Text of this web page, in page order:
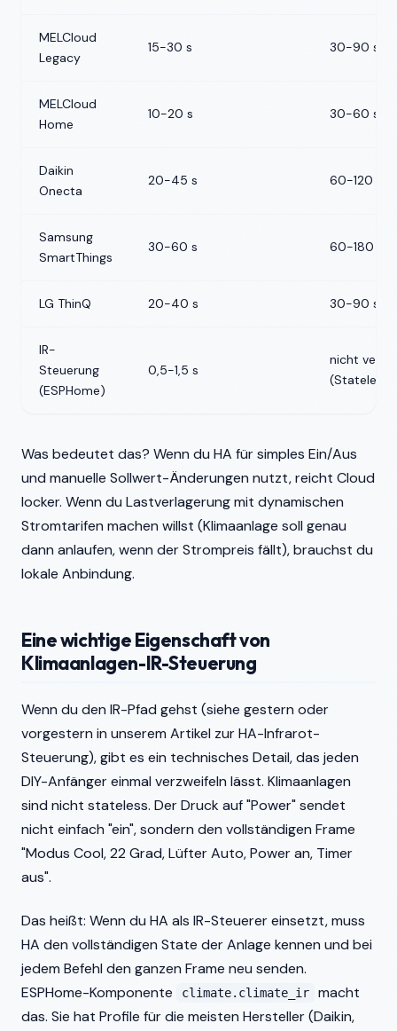
MELCloud
Legacy
15-30 s 30-90 s
MELCloud
Home
10-20 s 30-60 s
Daikin
Onecta
20-45 s 60-120 s
Samsung
SmartThings
30-60 s 60-180 s
LG ThinQ 20-40 s 30-90 s
IR-
Steuerung
(ESPHome)
0,5-1,5 s
nicht
(Stateless)
Was bedeutet das? Wenn du HA für simples Ein/Aus
und manuelle Sollwert-Änderungen nutzt, reicht Cloud
locker. Wenn du Lastverlagerung mit dynamischen
Stromtarifen machen willst (Klimaanlage soll genau
dann anlaufen, wenn der Strompreis fällt), brauchst du
lokale Anbindung.
Eine wichtige Eigenschaft von
Klimaanlagen-IR-Steuerung
Wenn du den IR-Pfad gehst (siehe gestern oder
vorgestern in unserem Artikel zur HA-Infrarot-
Steuerung), gibt es ein technisches Detail, das jeden
DIY-Anfänger einmal verzweifeln lässt. Klimaanlagen
sind nicht stateless. Der Druck auf "Power" sendet
nicht einfach "ein", sondern den vollständigen Frame
"Modus Cool, 22 Grad, Lüfter Auto, Power an, Timer
aus".
Das heißt: Wenn du HA als IR-Steuerer einsetzt, muss
HA den vollständigen State der Anlage kennen und bei
jedem Befehl den ganzen Frame neu senden.
ESPHome-Komponente
climate.climate_ir
macht
das. Sie hat Profile für die meisten Hersteller (Daikin,